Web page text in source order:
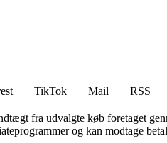
TikTok Mail
RSS
fra udvalgte køb foretaget
og kan modtage